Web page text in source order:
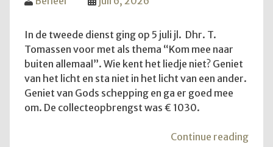
In de tweede dienst ging op 5 juli jl. Dhr. T.
Tomassen voor met als thema “Kom mee naar
buiten allemaal”. Wie kent het liedje niet? Geniet
van het licht en sta niet in het licht van een ander.
Geniet van Gods schepping en ga er goed mee
om. De collecteopbrengst was € 1030.
Continue reading